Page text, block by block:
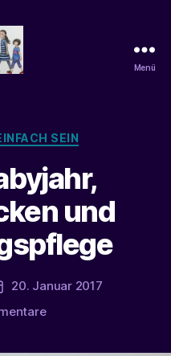
Menü
SEIN
und
20. Januar 2017
zu